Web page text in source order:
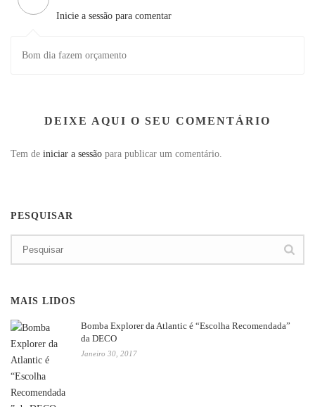
Inicie a sessão para comentar
Bom dia fazem orçamento
DEIXE AQUI O SEU COMENTÁRIO
Tem de iniciar a sessão para publicar um comentário.
PESQUISAR
MAIS LIDOS
Bomba Explorer da Atlantic é “Escolha Recomendada”
da DECO
Janeiro 30, 2017